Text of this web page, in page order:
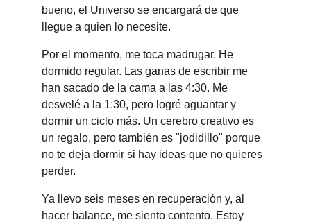
bueno, el Universo se encargará de que
llegue a quien lo necesite.
Por el momento, me toca madrugar. He
dormido regular. Las ganas de escribir me
han sacado de la cama a las 4:30. Me
desvelé a la 1:30, pero logré aguantar y
dormir un ciclo más. Un cerebro creativo es
un regalo, pero también es "jodidillo" porque
no te deja dormir si hay ideas que no quieres
perder.
Ya llevo seis meses en recuperación y, al
hacer balance, me siento contento. Estoy